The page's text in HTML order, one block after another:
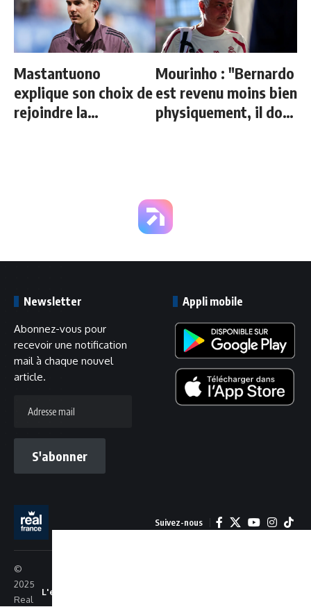
Mastantuono
explique son choix de
rejoindre la
Mourinho : "Bernardo
est revenu moins bien
physiquement, il doit
Newsletter
Abonnez-vous pour
recevoir une notification
mail à chaque nouvel
article.
mail
S'abonner
Appli mobile
Suivez-nous
©
2025
Real
L'équipe